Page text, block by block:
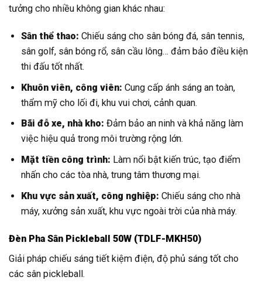
tưởng cho nhiều không gian khác nhau:
Sân thể thao: Chiếu sáng cho sân bóng đá, sân tennis,
sân golf, sân bóng rổ, sân cầu lông… đảm bảo điều kiện
thi đấu tốt nhất.
Khuôn viên, công viên: Cung cấp ánh sáng an toàn,
thẩm mỹ cho lối đi, khu vui chơi, cảnh quan.
Bãi đỗ xe, nhà kho: Đảm bảo an ninh và khả năng làm
việc hiệu quả trong môi trường rộng lớn.
Mặt tiền công trình: Làm nổi bật kiến trúc, tạo điểm
nhấn cho các tòa nhà, trung tâm thương mại.
Khu vực sản xuất, công nghiệp: Chiếu sáng cho nhà
máy, xưởng sản xuất, khu vực ngoài trời của nhà máy.
Đèn Pha Sân Pickleball 50W (TDLF-MKH50)
Giải pháp chiếu sáng tiết kiệm điện, độ phủ sáng tốt cho
các sân pickleball.